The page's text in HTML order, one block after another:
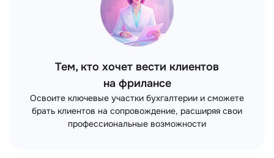
Тем, кто хочет вести клиентов
на фрилансе
Освоите ключевые участки бухгалтерии и сможете
брать клиентов на сопровождение, расширяя свои
профессиональные возможности